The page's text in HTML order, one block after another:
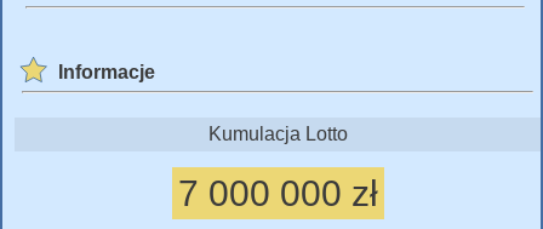
Informacje
Kumulacja Lotto
7 000 000 zł